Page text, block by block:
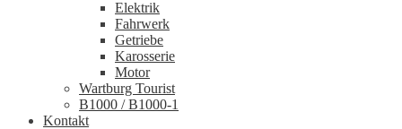
Elektrik
Fahrwerk
Getriebe
Karosserie
Motor
Wartburg Tourist
B1000 / B1000-1
Kontakt